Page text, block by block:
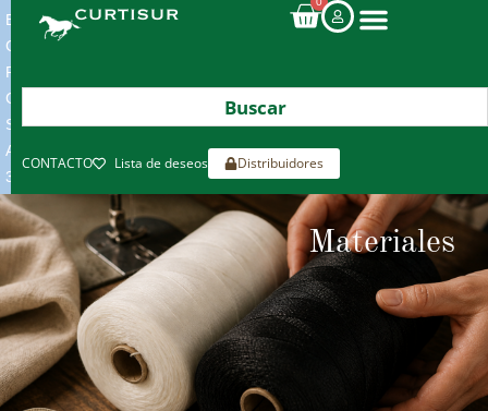
ENVIOS
GRATIS
POR
COMPRAS
SUPERIORES
A
300€*
CONTACTO Lista de deseos Distribuidores
Materiales